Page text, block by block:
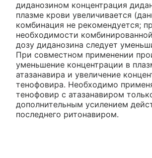
диданозином концентрация
плазме крови увеличивается
комбинация не рекомендуется;
необходимости
дозу диданозина следует
При совместном применении
уменьшение концентрации в
атазанавира и увеличение
тенофовира. Необходимо
тенофовир с атазанавиром
дополнительным усилением
последнего ритонавиром.